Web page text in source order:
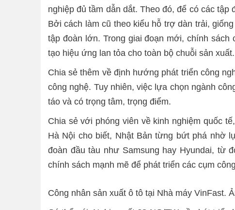
nghiệp đủ tầm dẫn dắt. Theo đó, để có các
Bởi cách làm cũ theo kiểu hỗ trợ dàn trải,
tập đoàn lớn. Trong giai đoạn mới, chính
tạo hiệu ứng lan tỏa cho toàn bộ chuỗi sản xuất.
Chia sẻ thêm về định hướng phát triển công
công nghệ. Tuy nhiên, việc lựa chọn ngành
táo và có trọng tâm, trọng điểm.
Chia sẻ với phóng viên về kinh nghiệm quốc
Hà Nội cho biết, Nhật Bản từng bứt phá nhờ
đoàn đầu tàu như Samsung hay Hyundai, từ
chính sách mạnh mẽ để phát triển các cụm
Công nhân sản xuất ô tô tại Nhà máy VinFast.